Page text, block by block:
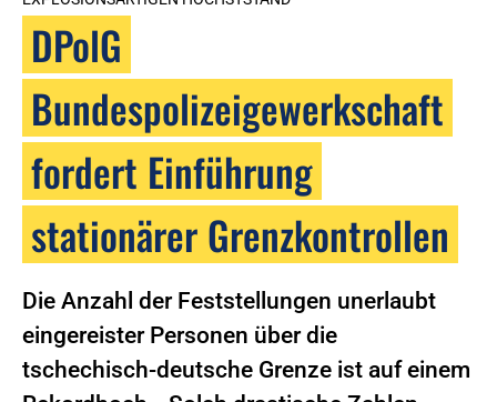
DPolG
Bundespolizeigewerkschaft
fordert Einführung
stationärer Grenzkontrollen
Die Anzahl der Feststellungen unerlaubt
eingereister Personen über die
tschechisch-deutsche Grenze ist auf einem